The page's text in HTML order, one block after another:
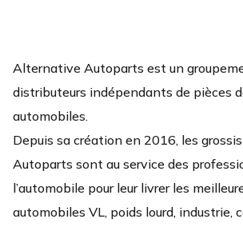
Fermé.Ouvre à 09:00
89 Avenue Pablo Picasso 92000 Nanterre
01 49 03 51 32
PLUS D'INFOS
ITINÉRAIRE
Alternative Autoparts est un
distributeurs indépendants de pièces
automobiles.
Depuis sa création en 2016, les
Autoparts sont au service des
l’automobile pour leur livrer les
automobiles VL, poids lourd, industrie,